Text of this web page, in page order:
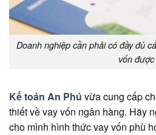
Doanh nghiệp cần phải có đầy đủ
vốn được
Kế toán An Phú vừa cung cấp
thiết về vay vốn ngân hàng. Hãy
cho mình hình thức vay vốn phù